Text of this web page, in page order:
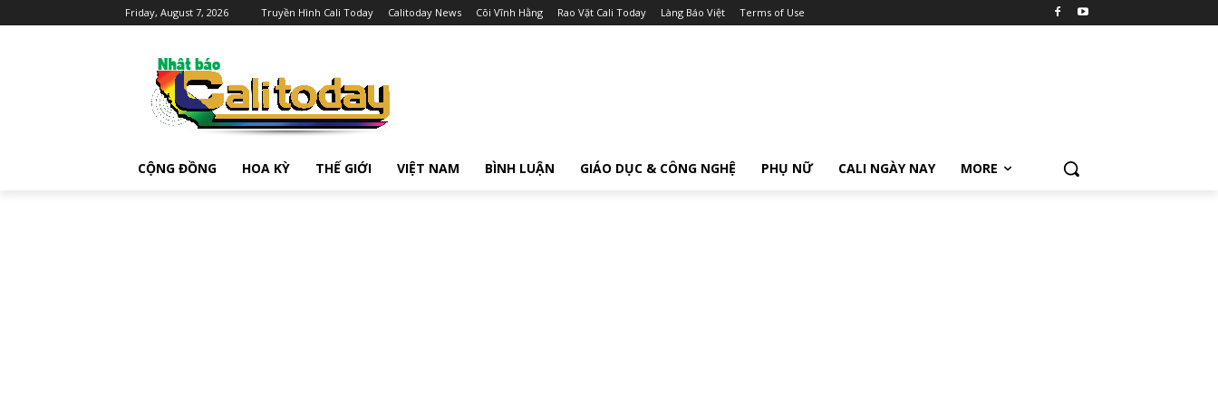
Friday, August 7, 2026 Truyền Hình Cali Today Calitoday News Cõi Vĩnh Hằng Rao Vặt Cali Today Làng Báo Việt Terms of Use
CỘNG ĐỒNG HOA KỲ THẾ GIỚI VIỆT NAM BÌNH LUẬN GIÁO DỤC & CÔNG NGHỆ PHỤ NỮ CALI NGÀY NAY MORE